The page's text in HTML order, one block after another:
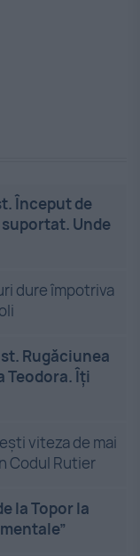
Început de
Unde
dure împotriva
Rugăciunea
Teodora. Îți
viteza de mai
Codul Rutier
la Topor la